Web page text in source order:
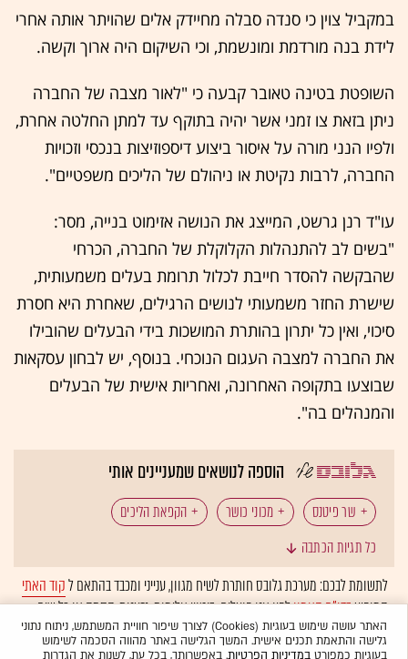
במקביל צוין כי סנדה סבלה מחיידק אלים שהויתר אותה אחרי
לידת בנה מורדמת ומונשמת, וכי השיקום היה ארוך וקשה.
השופטת בטינה טאובר קבעה כי "לאור מצבה של החברה
ניתן בזאת צו זמני אשר יהיה בתוקף עד למתן החלטה אחרת,
ולפיו הנני מורה על איסור ביצוע דיספוזיצות בנכסי וזכויות
החברה, לרבות נקיטת או ניהולם של הליכים משפטיים".
עו"ד רנן גרשט, המייצג את הנושה אזימוט בנייה, מסר:
"בשים לב להתנהלות הקלוקלת של החברה, הכרחי
שהבקשה להסדר חייבת לכלול תרומת בעלים משמעותית,
שישרת החזר משמעותי לנושים הרגילים, שאחרת היא חסרת
סיכוי, ואין כל יתרון בהותרת המושכות בידי הבעלים שהובילו
את החברה למצבה העגום הנוכחי. בנוסף, יש לבחון עסקאות
שבוצעו בתקופה האחרונה, ואחריות אישית של הבעלים
והמנהלים בה".
הוספה לנושאים שמעניינים אותי
שר פיטנס מכוני כושר הקפאת הליכים
כל תגיות הכתבה
לתשומת לבכם: מערכת גלובס חותרת לשיח מגוון, ענייני ומכבד בהתאם לקוד האתי
המופיעבדו"ח האמוןלפיו אנו פועלים. ביטויי אלימות, גזענות, הסתה או כל שיח
בלתי הולם אחר מסוננים בצורהאוטומטיתולא יפורסמו באתר.
האתר עושה שימוש בעוגיות (Cookies) לצורך שיפור חוויית המשתמש, ניתוח נתוני
גלישה והתאמת תכנים אישית. המשך הגלישה באתר מהווה הסכמה לשימוש
בעוגיות כמפורטבמדיניות הפרטיות. באפשרותך, בכל עת, לשנות את הגדרות